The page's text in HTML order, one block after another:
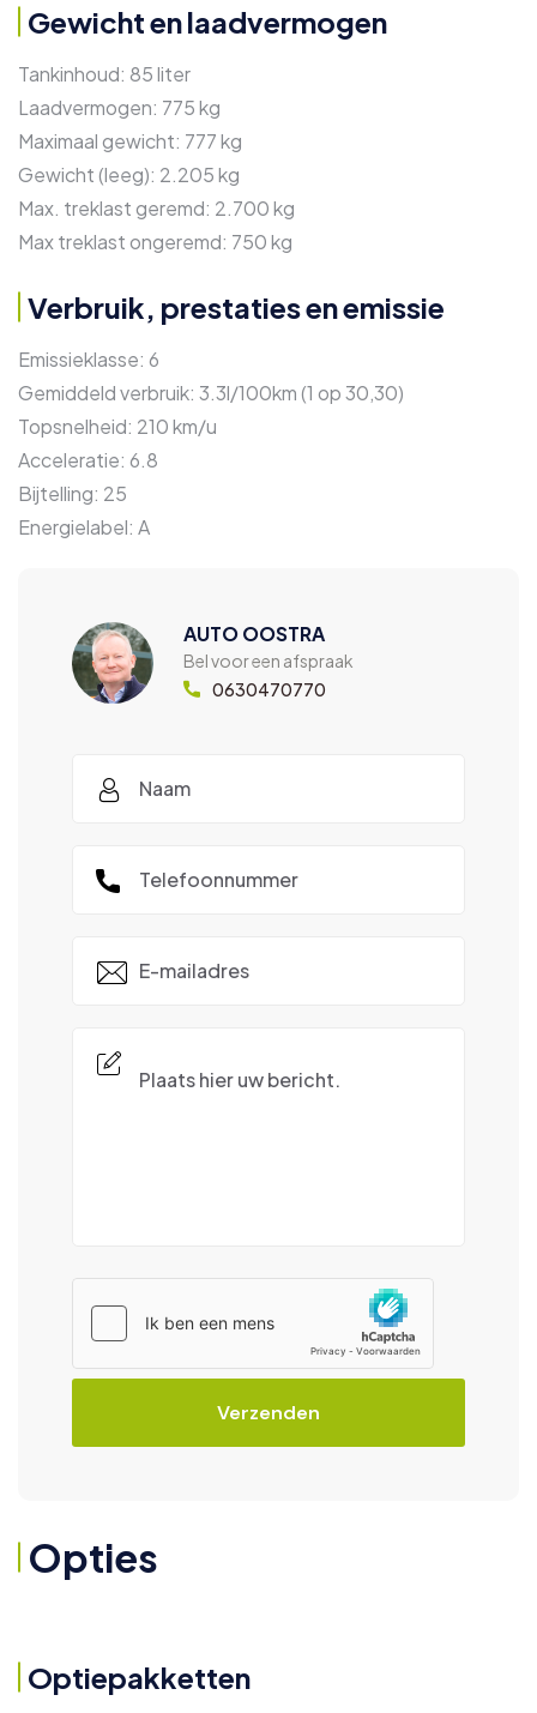
Gewicht en laadvermogen
Tankinhoud: 85 liter
Laadvermogen: 775 kg
Maximaal gewicht: 777 kg
Gewicht (leeg): 2.205 kg
Max. treklast geremd: 2.700 kg
Max treklast ongeremd: 750 kg
Verbruik, prestaties en emissie
Emissieklasse: 6
Gemiddeld verbruik: 3.3l/100km (1 op 30,30)
Topsnelheid: 210 km/u
Acceleratie: 6.8
Bijtelling: 25
Energielabel: A
AUTO OOSTRA
Bel voor een afspraak
0630470770
Verzenden
Opties
Optiepakketten